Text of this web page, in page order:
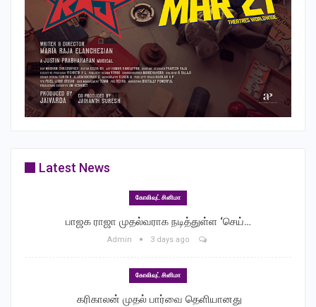
Latest News
கோலிவுட் சினிமா
பாஜக ராஜா முதல்வராக நடித்துள்ள ‘செய்…
Admin 3 days ago
கோலிவுட் சினிமா
‎ கரிகாலன் முதல் பார்வை தெளியானது